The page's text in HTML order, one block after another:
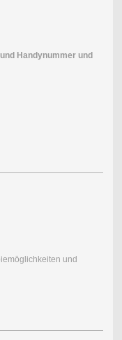
Handynummer und
und